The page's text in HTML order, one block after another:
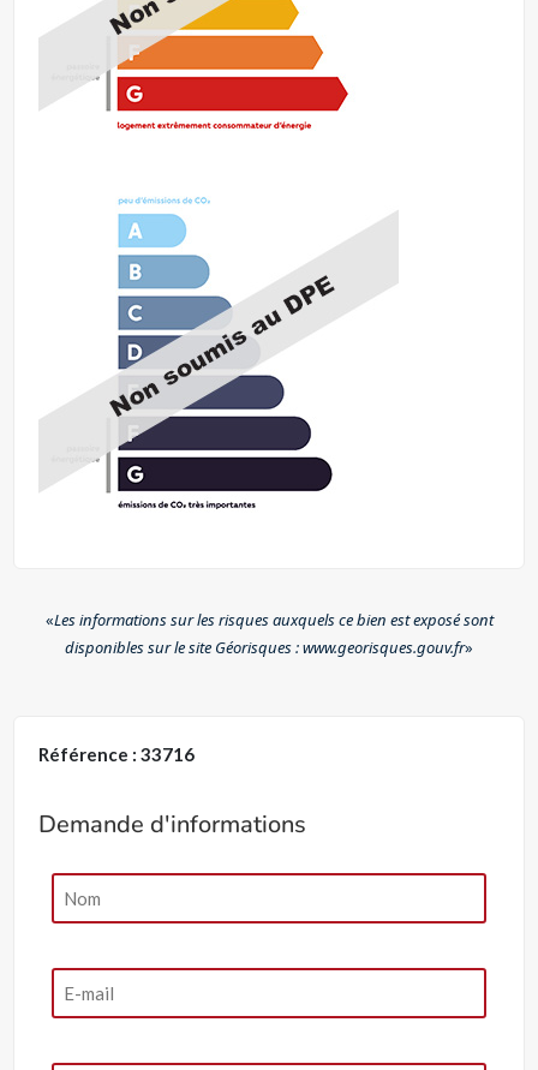
«Les informations sur les risques auxquels ce bien est exposé sont
disponibles sur le site Géorisques : www.georisques.gouv.fr»
Référence : 33716
Demande d'informations